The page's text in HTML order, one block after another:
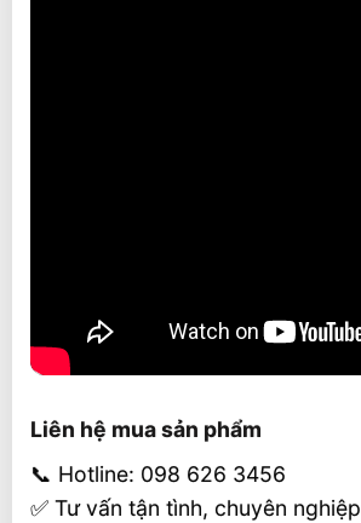
Liên hệ mua sản phẩm
📞 Hotline: 098 626 3456
✅ Tư vấn tận tình, chuyên nghiệp